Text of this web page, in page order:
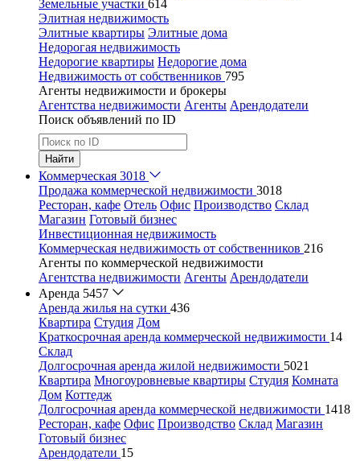
Земельные участки 614
Элитная недвижимость
Элитные квартиры Элитные дома
Недорогая недвижимость
Недорогие квартиры Недорогие дома
Недвижимость от собственников 795
Агенты недвижимости и брокеры
Агентства недвижимости Агенты Арендодатели
Поиск объявлений по ID
Найти
Коммерческая 3018
Продажа коммерческой недвижимости 3018
Ресторан, кафе Отель Офис Производство Склад
Магазин Готовый бизнес
Инвестиционная недвижимость
Коммерческая недвижимость от собственников 216
Агенты по коммерческой недвижимости
Агентства недвижимости Агенты Арендодатели
Аренда 5457
Аренда жилья на сутки 436
Квартира Студия Дом
Краткосрочная аренда коммерческой недвижимости 14
Склад
Долгосрочная аренда жилой недвижимости 5021
Квартира Многоуровневые квартиры Студия Комната
Дом Коттедж
Долгосрочная аренда коммерческой недвижимости 1418
Ресторан, кафе Офис Производство Склад Магазин
Готовый бизнес
Арендодатели 15